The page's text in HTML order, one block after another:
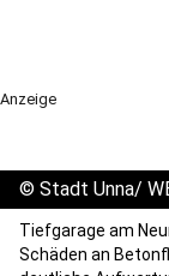
Anzeige
© Stadt Unna/
Tiefgarage am
Schäden an